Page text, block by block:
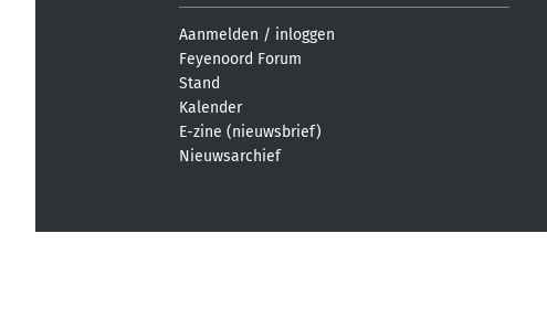
Aanmelden / inloggen
Feyenoord Forum
Stand
Kalender
E-zine (nieuwsbrief)
Nieuwsarchief